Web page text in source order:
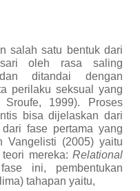
salah satu bentuk dari
oleh rasa saling
ditandai dengan
perilaku seksual yang
1999). Proses
bisa dijelaskan dari
fase pertama yang
Vangelisti (2005) yaitu
mereka: Relational
ini, pembentukan
tahapan yaitu,